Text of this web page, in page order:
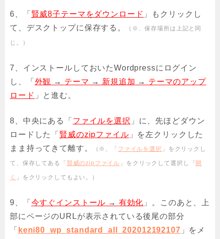
6、「 賢威8子テーマをダウンロード 」もクリックし
て、デスクトップに保存する。
（※、保存場所は上記と同
じ。）
7、インストールしておいたWordpressにログイン
し、「 外観 → テーマ → 新規追加 → テーマのアップ
ロード 」と進む。
8、中央にある「 ファイルを選択 」に、先ほどダウン
ロードした「 賢威のzipファイル 」を左クリックした
まま持ってきて離す。
（※、「 ファイルを選択 」をクリックし
て、保存してある「 賢威のzipファイル 」をクリックして選択し「 開
く 」をクリックしてもよい。）
9、「 今すぐインストール → 有効化 」。このあと、上
部にページのURLが表示されている後尾の部分
「 keni80_wp_standard_all_202012192107 」をメ